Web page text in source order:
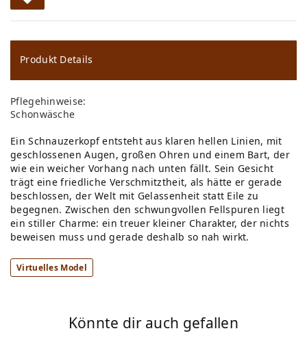
W
u
ns
ch
lis
te
Produkt Details
Pflegehinweise:
Schonwäsche
Ein Schnauzerkopf entsteht aus klaren hellen Linien, mit
geschlossenen Augen, großen Ohren und einem Bart, der
wie ein weicher Vorhang nach unten fällt. Sein Gesicht
trägt eine friedliche Verschmitztheit, als hätte er gerade
beschlossen, der Welt mit Gelassenheit statt Eile zu
begegnen. Zwischen den schwungvollen Fellspuren liegt
ein stiller Charme: ein treuer kleiner Charakter, der nichts
beweisen muss und gerade deshalb so nah wirkt.
Virtuelles Model
Könnte dir auch gefallen